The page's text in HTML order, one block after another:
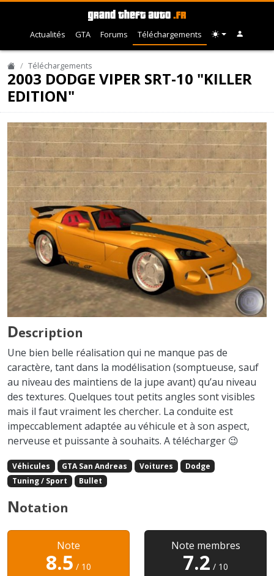
Actualités GTA Forums Téléchargements
Téléchargements
2003 DODGE VIPER SRT-10 "KILLER
EDITION"
Description
Une bien belle réalisation qui ne manque pas de
caractère, tant dans la modélisation (somptueuse, sauf
au niveau des maintiens de la jupe avant) qu’au niveau
des textures. Quelques tout petits angles sont visibles
mais il faut vraiment les chercher. La conduite est
impeccablement adaptée au véhicule et à son aspect,
nerveuse et puissante à souhaits. A télécharger 😉
Véhicules GTA San Andreas Voitures
Dodge
Tuning / Sport
Bullet
Notation
Note
8.5 / 10
Note membres
7.2 / 10